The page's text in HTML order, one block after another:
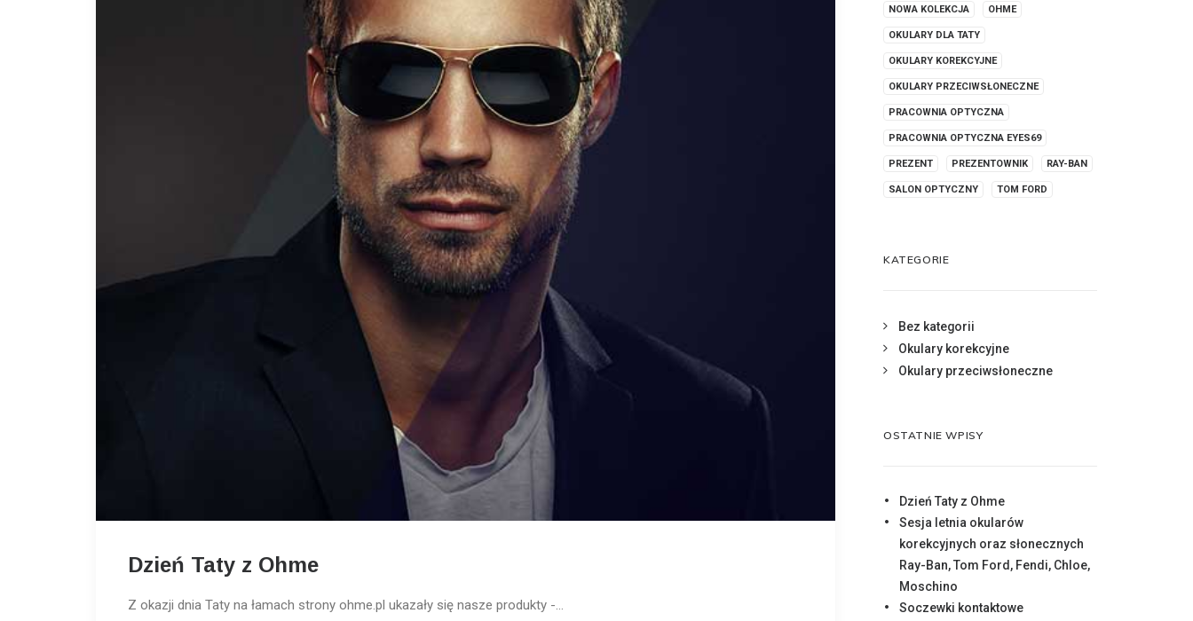
Dzień Taty z Ohme
Z okazji dnia Taty na łamach strony ohme.pl ukazały się nasze produkty -…
NOWA KOLEKCJA OHME
OKULARY DLA TATY
OKULARY KOREKCYJNE
OKULARY PRZECIWSŁONECZNE
PRACOWNIA OPTYCZNA
PRACOWNIA OPTYCZNA EYES69
PREZENT PREZENTOWNIK RAY-BAN
SALON OPTYCZNY TOM FORD
KATEGORIE
Bez kategorii
Okulary korekcyjne
Okulary przeciwsłoneczne
OSTATNIE WPISY
Dzień Taty z Ohme
Sesja letnia okularów
korekcyjnych oraz słonecznych
Ray-Ban, Tom Ford, Fendi, Chloe,
Moschino
Soczewki kontaktowe